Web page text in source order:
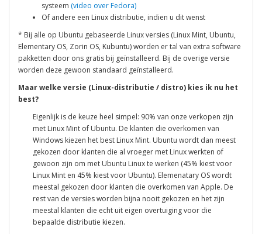
systeem (video over Fedora)
Of andere een Linux distributie, indien u dit wenst
* Bij alle op Ubuntu gebaseerde Linux versies (Linux Mint, Ubuntu,
Elementary OS, Zorin OS, Kubuntu) worden er tal van extra software
pakketten door ons gratis bij geïnstalleerd. Bij de overige versie
worden deze gewoon standaard geïnstalleerd.
Maar welke versie (Linux-distributie / distro) kies ik nu het
best?
Eigenlijk is de keuze heel simpel: 90% van onze verkopen zijn
met Linux Mint of Ubuntu. De klanten die overkomen van
Windows kiezen het best Linux Mint. Ubuntu wordt dan meest
gekozen door klanten die al vroeger met Linux werkten of
gewoon zijn om met Ubuntu Linux te werken (45% kiest voor
Linux Mint en 45% kiest voor Ubuntu). Elemenatary OS wordt
meestal gekozen door klanten die overkomen van Apple. De
rest van de versies worden bijna nooit gekozen en het zijn
meestal klanten die echt uit eigen overtuiging voor die
bepaalde distributie kiezen.